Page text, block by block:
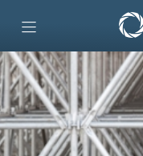
Om Stillasforum
Stillasdagene